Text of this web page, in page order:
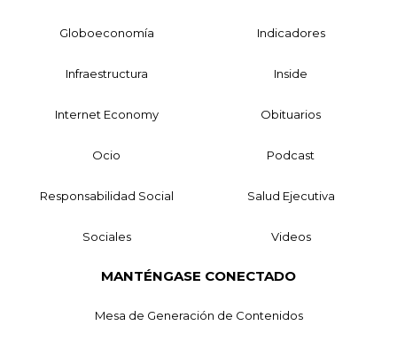
Globoeconomía Indicadores
Infraestructura Inside
Internet Economy Obituarios
Ocio Podcast
Responsabilidad Social Salud Ejecutiva
Sociales Videos
MANTÉNGASE CONECTADO
Mesa de Generación de Contenidos